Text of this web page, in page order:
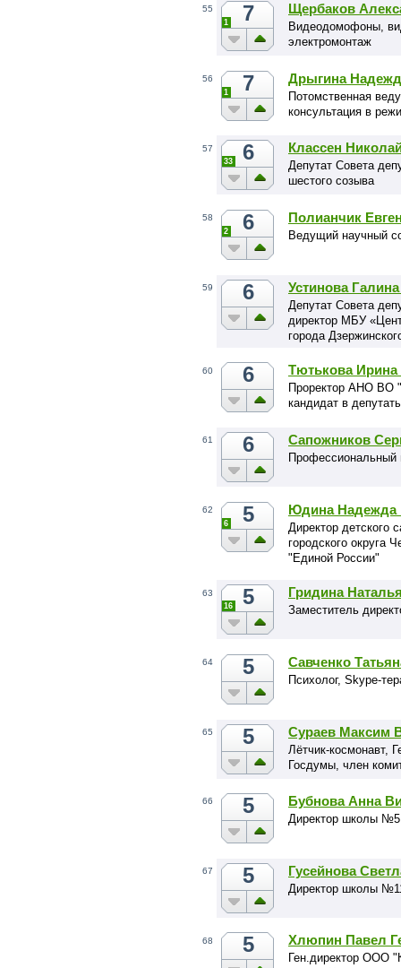
55 7
1
Щербаков
Видеодомофоны,
электромонтаж
56 7
1
Дрыгина
Потомственная
консультация в
57 6
33
Классен
Депутат Совета
шестого созыва
58 6
2
Полианчик
Ведущий научный
59 6 Устинова
Депутат Совета
директор МБУ
города
60 6 Тютькова Ирина
Проректор АНО ВО
кандидат в
61 6 Сапожников
Профессиональный
62 5
6
Юдина Надежда
Директор детского
городского округа
"Единой России"
63 5
16
Гридина
Заместитель
64 5 Савченко
Психолог, Skype-
65 5 Сураев Максим
Лётчик-космонавт,
Госдумы, член
66 5 Бубнова Анна
Директор школы №5
67 5 Гусейнова
Директор школы
68 5 Хлюпин Павел
Ген.директор ООО